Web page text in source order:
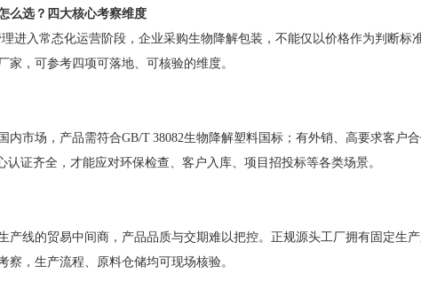
么选？四大核心考察维度
进入常态化运营阶段，企业采购生物降解包装，不能仅以价格作为判断标
家，可参考四项可落地、可核验的维度。
内市场，产品需符合GB/T 38082生物降解塑料国标；有外销、高要求客户
认证齐全，才能应对环保检查、客户入库、项目招投标等各类场景。
产线的贸易中间商，产品品质与交期难以把控。正规源头工厂拥有固定生
察，生产流程、原料仓储均可现场核验。